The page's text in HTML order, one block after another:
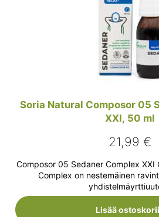
Soria Natural Composor 05
XXI, 50 ml
21,99€
Composor 05 Sedaner Complex XXI
Complex on nestemäinen
Lisää